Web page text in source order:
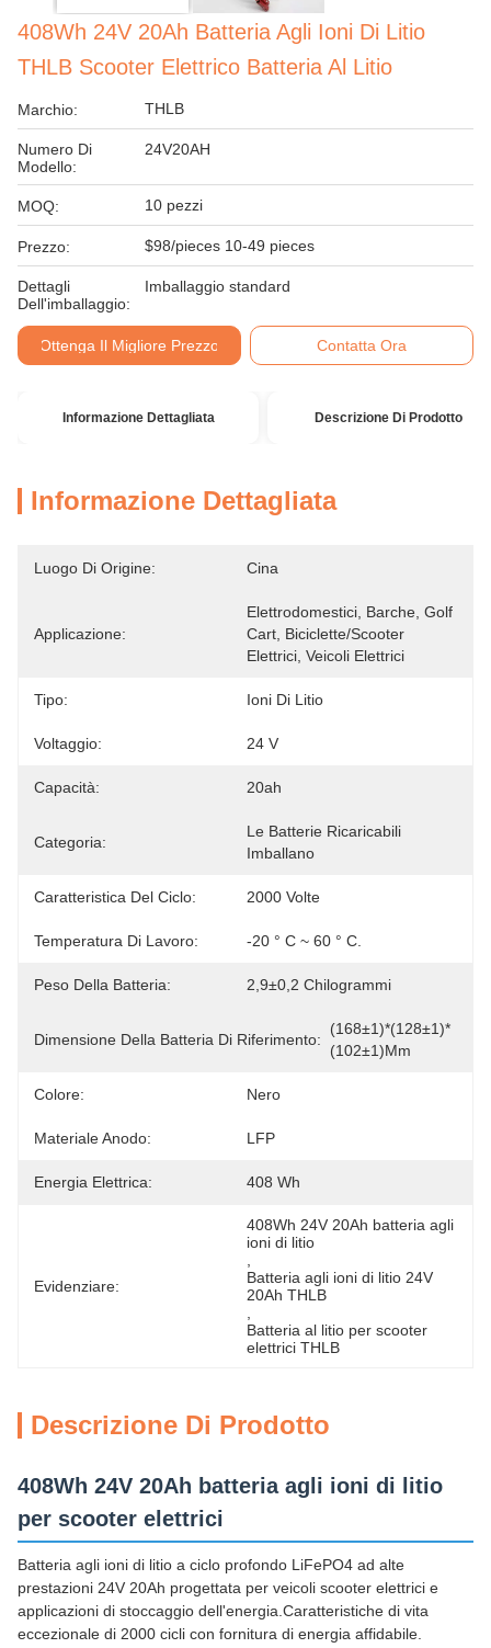
408Wh 24V 20Ah Batteria Agli Ioni Di Litio
THLB Scooter Elettrico Batteria Al Litio
Marchio: THLB
Numero Di
Modello:
24V20AH
MOQ: 10 pezzi
Prezzo: $98/pieces 10-49 pieces
Dettagli
Dell'imballaggio:
Imballaggio standard
Ottenga Il Migliore Prezzo Contatta Ora
Informazione Dettagliata Descrizione Di Prodotto
Informazione Dettagliata
Luogo Di Origine: Cina
Applicazione:
Elettrodomestici, Barche, Golf
Cart, Biciclette/scooter
Elettrici, Veicoli Elettrici
Tipo: Ioni Di Litio
Voltaggio: 24 V
Capacità: 20ah
Categoria:
Le Batterie Ricaricabili
Imballano
Caratteristica Del Ciclo: 2000 Volte
Temperatura Di Lavoro: -20 ° C ~ 60 ° C.
Peso Della Batteria: 2,9±0,2 Chilogrammi
Dimensione Della Batteria Di Riferimento:
(168±1)*(128±1)*
(102±1)mm
Colore: Nero
Materiale Anodo: LFP
Energia Elettrica: 408 Wh
Evidenziare:
408Wh 24V 20Ah batteria agli
ioni di litio
Batteria agli ioni di litio 24V
20Ah THLB
Batteria al litio per scooter
elettrici THLB
Descrizione Di Prodotto
408Wh 24V 20Ah batteria agli ioni di litio
per scooter elettrici
Batteria agli ioni di litio a ciclo profondo LiFePO4 ad alte
prestazioni 24V 20Ah progettata per veicoli scooter elettrici e
applicazioni di stoccaggio dell'energia.Caratteristiche di vita
eccezionale di 2000 cicli con fornitura di energia affidabile.